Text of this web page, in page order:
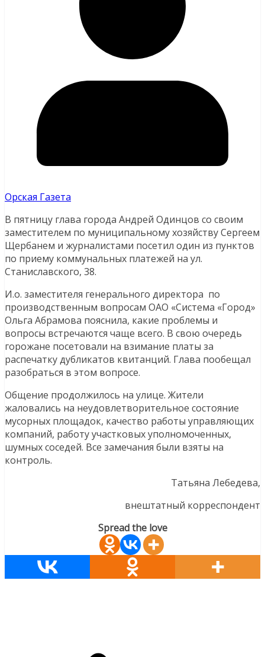
Орская Газета
В пятницу глава города Андрей Одинцов со своим
заместителем по муниципальному хозяйству Сергеем
Щербанем и журналистами посетил один из пунктов
по приему коммунальных платежей на ул.
Станиславского, 38.
И.о. заместителя генерального директора по
производственным вопросам ОАО «Система «Город»
Ольга Абрамова пояснила, какие проблемы и
вопросы встречаются чаще всего. В свою очередь
горожане посетовали на взимание платы за
распечатку дубликатов квитанций. Глава пообещал
разобраться в этом вопросе.
Общение продолжилось на улице. Жители
жаловались на неудовлетворительное состояние
мусорных площадок, качество работы управляющих
компаний, работу участковых уполномоченных,
шумных соседей. Все замечания были взяты на
контроль.
Татьяна Лебедева,
внештатный корреспондент
Spread the love